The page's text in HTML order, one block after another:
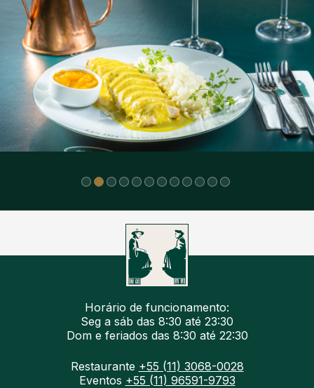
Horário de funcionamento:
Seg a sáb das 8:30 até 23:30
Dom e feriados das 8:30 até 22:30
Restaurante +55 (11) 3068-0028
Eventos +55 (11) 96591-9793